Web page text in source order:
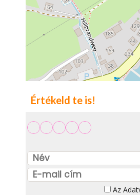
Értékeld te is!
Az